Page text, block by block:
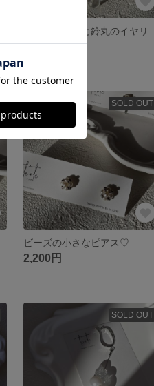
2,860円
SOLD OUT
ビーズの小さなピアス♡
2,200円
SOLD OUT